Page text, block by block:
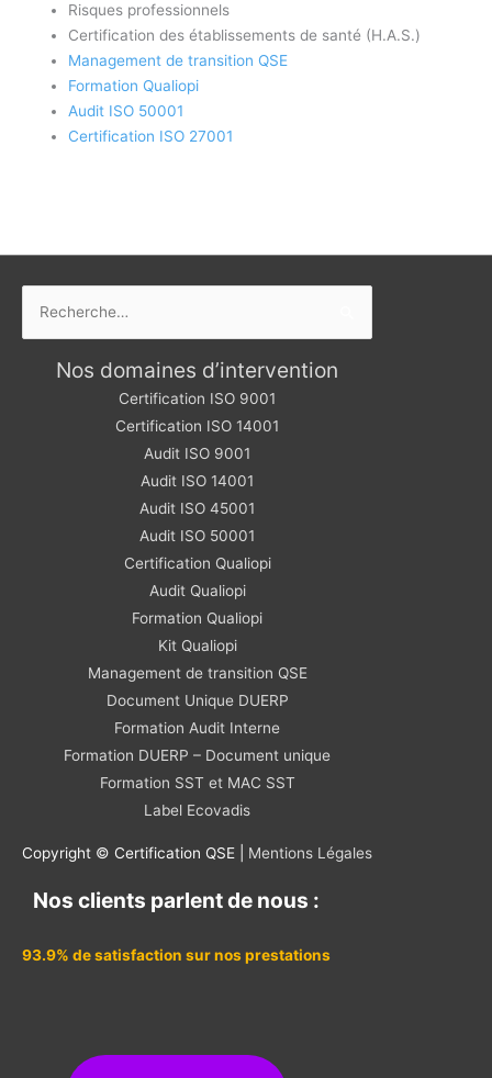
Risques professionnels
Certification des établissements de santé (H.A.S.)
Management de transition QSE
Formation Qualiopi
Audit ISO 50001
Certification ISO 27001
Nos domaines d’intervention
Certification ISO 9001
Certification ISO 14001
Audit ISO 9001
Audit ISO 14001
Audit ISO 45001
Audit ISO 50001
Certification Qualiopi
Audit Qualiopi
Formation Qualiopi
Kit Qualiopi
Management de transition QSE
Document Unique DUERP
Formation Audit Interne
Formation DUERP – Document unique
Formation SST et MAC SST
Label Ecovadis
Copyright © Certification QSE | Mentions Légales
Nos clients parlent de nous :
93.9% de satisfaction sur nos prestations